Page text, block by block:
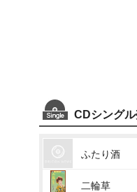
CDシング
ふたり酒
二輪草